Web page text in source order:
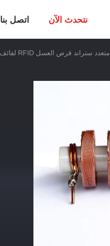
اتصل بنا نتحدث الآن
متعدد ستراند قرص العسل RFID لفائف هوائي لالختان بالورنيش